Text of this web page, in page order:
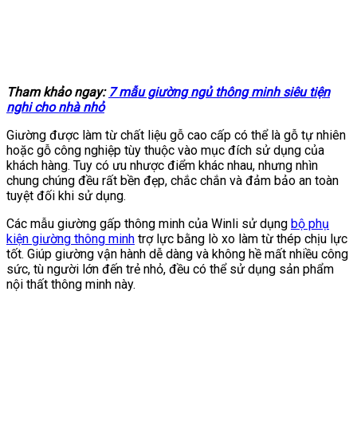
Tham khảo ngay: 7 mẫu giường ngủ thông minh siêu tiện
nghi cho nhà nhỏ
Giường được làm từ chất liệu gỗ cao cấp có thể là gỗ tự nhiên
hoặc gỗ công nghiệp tùy thuộc vào mục đích sử dụng của
khách hàng. Tuy có ưu nhược điểm khác nhau, nhưng nhìn
chung chúng đều rất bền đẹp, chắc chắn và đảm bảo an toàn
tuyệt đối khi sử dụng.
Các mẫu giường gấp thông minh của Winli sử dụng bộ phụ
kiện giường thông minh trợ lực bằng lò xo làm từ thép chịu lực
tốt. Giúp giường vận hành dễ dàng và không hề mất nhiều công
sức, tù người lớn đến trẻ nhỏ, đều có thể sử dụng sản phẩm
nội thất thông minh này.